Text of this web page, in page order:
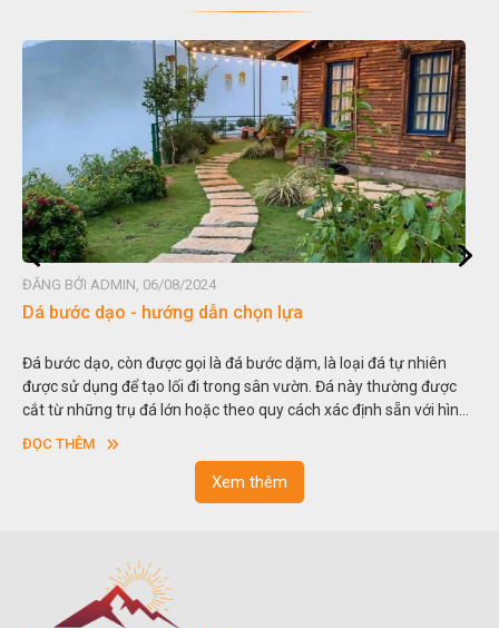
ĐĂNG BỞI ADMIN, 06/08/2024
Dá bước dạo - hướng dẫn chọn lựa
Đá bước dạo, còn được gọi là đá bước dặm, là loại đá tự nhiên
được sử dụng để tạo lối đi trong sân vườn. Đá này thường được
cắt từ những trụ đá lớn hoặc theo quy cách xác định sẵn với hình
vuông hoặc hình chữ nhật và có độ dày khác nhau.
ĐỌC THÊM
Xem thêm